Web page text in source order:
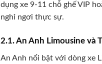
dụng xe 9-11 chỗ ghế VIP
nghỉ ngơi thực sự.
2.1. An Anh Limousine và
An Anh nổi bật với dòng xe